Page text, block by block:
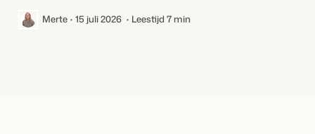
Merte 15 juli 2026 Leestijd 7 min